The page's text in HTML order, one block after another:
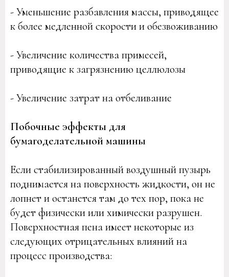
- Уменьшение разбавления массы, приводящее
к более медленной скорости и обезвоживанию
- Увеличение количества примесей,
приводящие к загрязнению целлюлозы
- Увеличение затрат на отбеливание
Побочные эффекты для
бумагоделательной машины
Если стабилизированный воздушный пузырь
поднимается на поверхность жидкости, он не
лопнет и останется там до тех пор, пока не
будет физически или химически разрушен.
Поверхностная пена имеет некоторые из
следующих отрицательных влияний на
процесс производства: